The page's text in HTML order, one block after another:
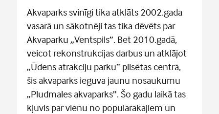
Akvaparks svinīgi tika atklāts 2002.gada
vasarā un sākotnēji tas tika dēvēts par
Akvaparku „Ventspils”. Bet 2010.gadā,
veicot rekonstrukcijas darbus un atklājot
„Ūdens atrakciju parku” pilsētas centrā,
šis akvaparks ieguva jaunu nosaukumu
„Pludmales akvaparks”. Šo gadu laikā tas
kļuvis par vienu no populārākajiem un